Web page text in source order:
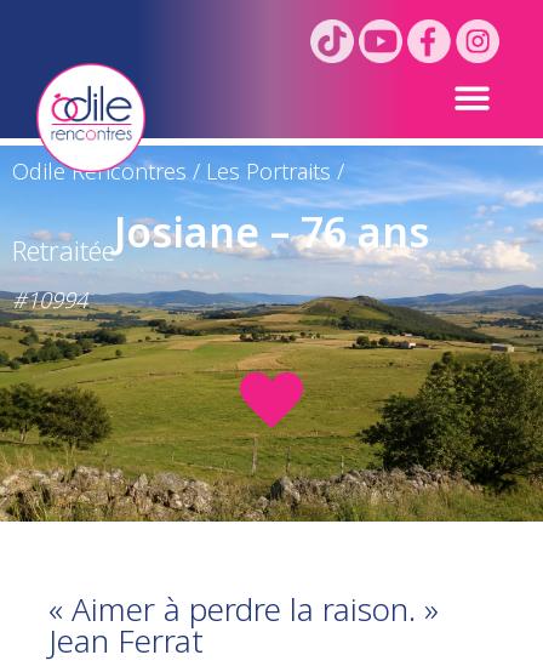
Odile Rencontres / Les Portraits/
Josiane – 76 ans
Retraitée
#10994
« Aimer à perdre la raison. »
Jean Ferrat